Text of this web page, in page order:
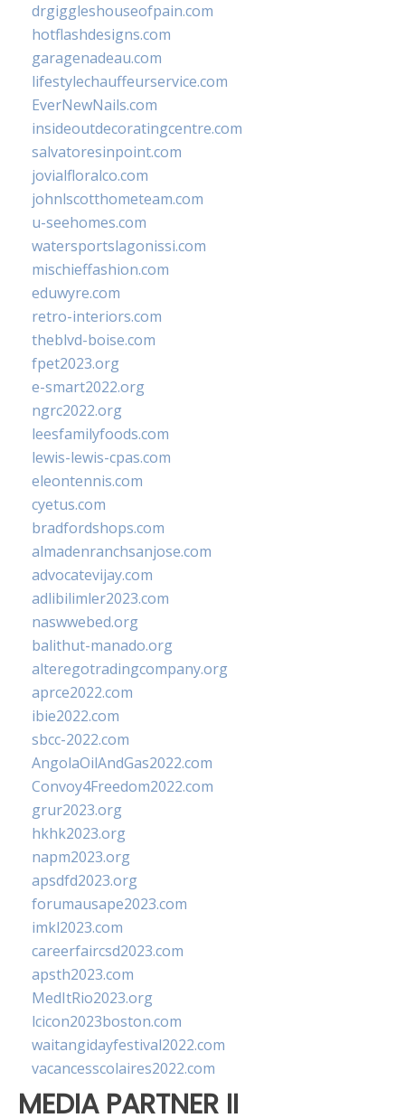
drgiggleshouseofpain.com
hotflashdesigns.com
garagenadeau.com
lifestylechauffeurservice.com
EverNewNails.com
insideoutdecoratingcentre.com
salvatoresinpoint.com
jovialfloralco.com
johnlscotthometeam.com
u-seehomes.com
watersportslagonissi.com
mischieffashion.com
eduwyre.com
retro-interiors.com
theblvd-boise.com
fpet2023.org
e-smart2022.org
ngrc2022.org
leesfamilyfoods.com
lewis-lewis-cpas.com
eleontennis.com
cyetus.com
bradfordshops.com
almadenranchsanjose.com
advocatevijay.com
adlibilimler2023.com
naswwebed.org
balithut-manado.org
alteregotradingcompany.org
aprce2022.com
ibie2022.com
sbcc-2022.com
AngolaOilAndGas2022.com
Convoy4Freedom2022.com
grur2023.org
hkhk2023.org
napm2023.org
apsdfd2023.org
forumausape2023.com
imkl2023.com
careerfaircsd2023.com
apsth2023.com
MedItRio2023.org
lcicon2023boston.com
waitangidayfestival2022.com
vacancesscolaires2022.com
MEDIA PARTNER II